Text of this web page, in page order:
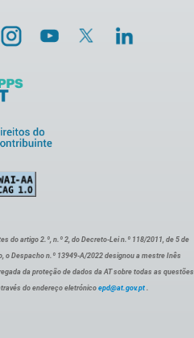
do artigo 2.º, n.º 2, do Decreto-Lei n.º 118/2011, de 5 de
o Despacho n.º 13949-A/2022 designou a mestre Inês
da proteção de dados da AT sobre todas as questões
do endereço eletrónico epd@at.gov.pt .